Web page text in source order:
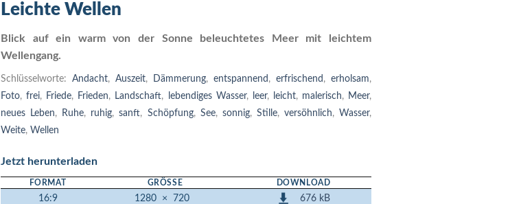
Leichte Wellen
Blick auf ein warm von der Sonne beleuchtetes Meer mit leichtem
Wellengang.
Schlüsselworte: Andacht, Auszeit, Dämmerung, entspannend , erfrischend , erholsam,
Foto,frei, Friede, Frieden, Landschaft, lebendiges Wasser, leer, leicht, malerisch, Meer,
neues Leben, Ruhe, ruhig,sanft, Schöpfung, See, sonnig, Stille, versöhnlich,Wasser,
Weite, Wellen
Jetzt herunterladen
FORMAT GRÖSSE DOWNLOAD
16:9 1280 × 720 676 kB